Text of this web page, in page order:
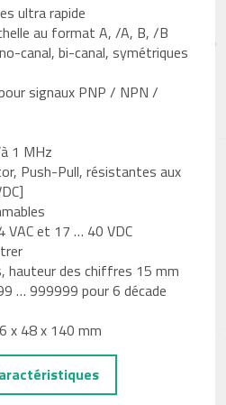
ultra rapide
au format A, /A, B, /B
canal, bi-canal, symétriques
signaux PNP / NPN /
1 MHz
Push-Pull, résistantes aux
VAC et 17 … 40 VDC
hauteur des chiffres 15 mm
… 999999 pour 6 décade
x 48 x 140 mm